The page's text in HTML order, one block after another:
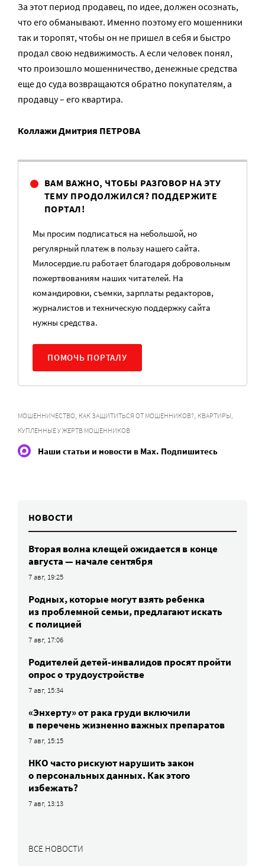
За этот период продавец, по идее, должен осознать,
что его обманывают. Именно поэтому его мошенники
так и торопят, чтобы он не пришел в себя и быстро
продал свою недвижимость. А если человек понял,
что произошло мошенничество, денежные средства
еще до суда возвращаются обратно покупателям, а
продавцу – его квартира.
Коллажи Дмитрия ПЕТРОВА
ВАМ ВАЖНО, ЧТОБЫ РАЗГОВОР НА ЭТУ
ТЕМУ ПРОДОЛЖИЛСЯ? ПОДДЕРЖИТЕ
ПОРТАЛ!
Мы просим подписаться на небольшой, но
регулярный платеж в пользу нашего сайта.
Милосердие.ru работает благодаря добровольным
пожертвованиям наших читателей. На
командировки, съемки, зарплаты редакторов,
журналистов и техническую поддержку сайта
нужны средства.
ПОМОЧЬ ПОРТАЛУ
МОШЕННИЧЕСТВО, КАК ЗАЩИТИТЬСЯ ОТ МОШЕННИКОВ?, КВАРТИРЫ,
КУПЛЕННЫЕ У ЖЕРТВ МОШЕННИКОВ
Наши статьи и новости в Max. Подпишитесь
НОВОСТИ
Вторая волна клещей ожидается в конце
августа — начале сентября
7 авг, 19:25
Родных, которые могут взять ребенка
из проблемной семьи, предлагают искать
с полицией
7 авг, 17:06
Родителей детей-инвалидов просят пройти
опрос о трудоустройстве
7 авг, 15:34
«Энхерту» от рака груди включили
в перечень жизненно важных препаратов
7 авг, 15:15
НКО часто рискуют нарушить закон
о персональных данных. Как этого
избежать?
7 авг, 13:13
ВСЕ НОВОСТИ